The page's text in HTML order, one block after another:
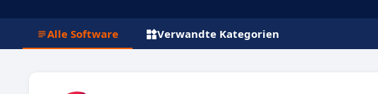
Alle Software Verwandte Kategorien